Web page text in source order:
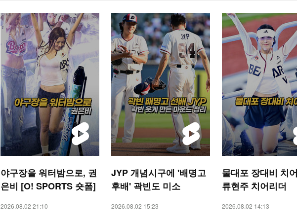
야구장을 워터밤으로, 권
은비 [O! SPORTS 숏폼]
2026.08.02 21:10
JYP 개념시구에 '배명고
후배' 곽빈도 미소
2026.08.02 15:23
물대포 장대비 치
류현주 치어리더
2026.08.02 14:13